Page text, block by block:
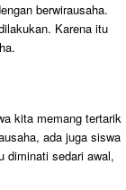
berwirausaha.
Karena itu
kita memang tertarik
ada juga siswa
diminati sedari awal,